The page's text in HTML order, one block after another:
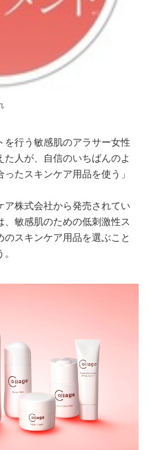
行う敏感肌のアラサー女性
人が、自信のいちばんのよ
たスキンケア用品を使う」
株式会社から発売されてい
敏感肌のための低刺激性ス
スキンケア用品を選ぶこと